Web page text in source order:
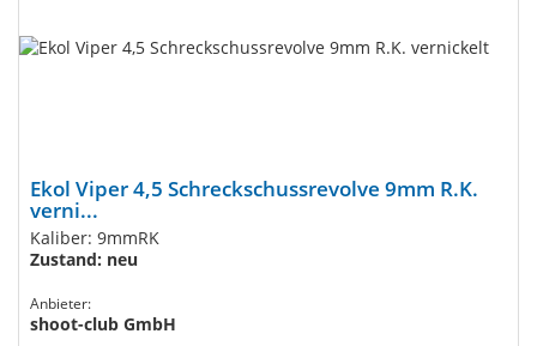
Ekol Viper 4,5 Schreckschussrevolve 9mm R.K.
verni...
Kaliber: 9mmRK
Zustand: neu
Anbieter:
shoot-club GmbH